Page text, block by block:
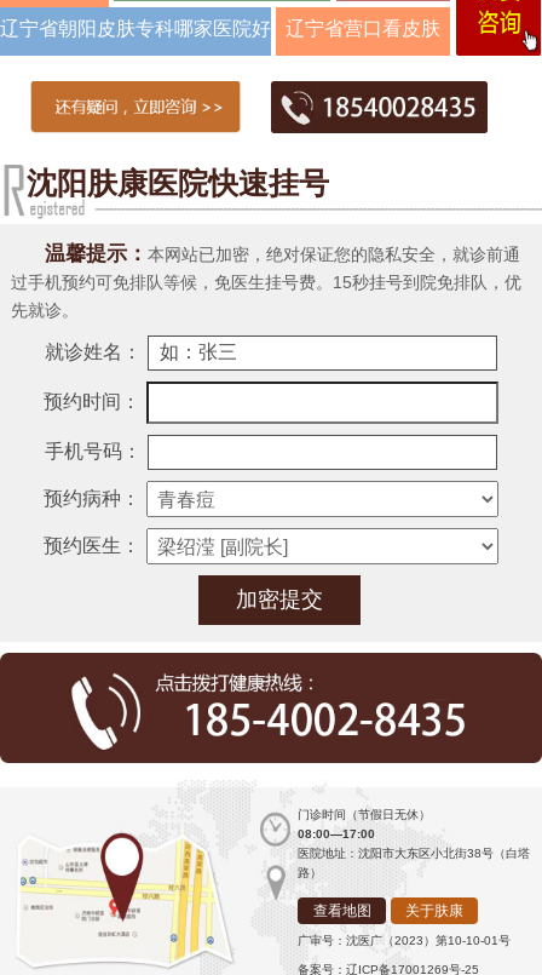
疮科好
辽宁省朝阳皮肤专科哪家医院好 辽宁省营口看皮肤
沈阳肤康医院快速挂号
温馨提示： 本网站已加密，绝对保证您的隐私安全，就诊前通
过手机预约可免排队等候，免医生挂号费。15秒挂号到院免排队，优
先就诊。
就诊姓名：
预约时间：
手机号码：
预约病种：
预约医生：
门诊时间（节假日无休）
08:00—17:00
医院地址：沈阳市大东区小北街38号（白塔
路）
查看地图 关于肤康
广审号：沈医广（2023）第10-10-01号
备案号：辽ICP备17001269号-25